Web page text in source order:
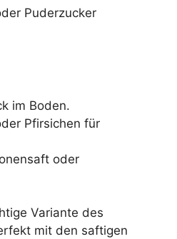
Puderzucker
im Boden.
Pfirsichen für
oder
Variante des
mit den saftigen